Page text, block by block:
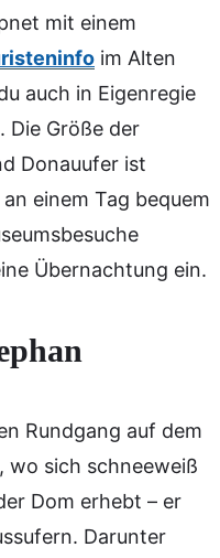
mit einem
im Alten
auch in Eigenregie
Die Größe der
Donauufer ist
einem Tag bequem
Übernachtung ein.
Rundgang auf dem
wo sich schneeweiß
Dom erhebt – er
Darunter